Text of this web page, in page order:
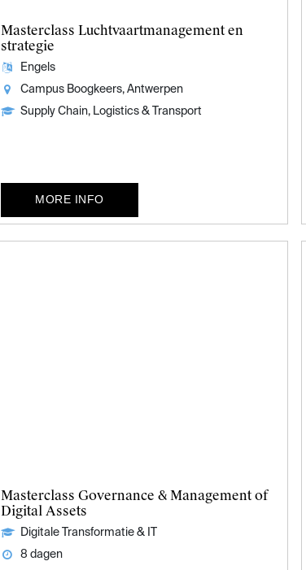
Masterclass Luchtvaartmanagement en
strategie
Engels
Campus Boogkeers, Antwerpen
Supply Chain, Logistics & Transport
MORE INFO
Masterclass Governance & Management of
Digital Assets
Digitale Transformatie & IT
8 dagen